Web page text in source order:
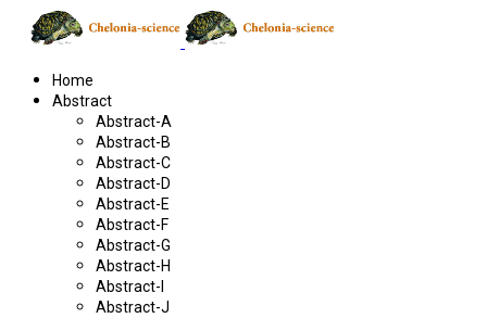
Home
Abstract
Abstract-A
Abstract-B
Abstract-C
Abstract-D
Abstract-E
Abstract-F
Abstract-G
Abstract-H
Abstract-I
Abstract-J